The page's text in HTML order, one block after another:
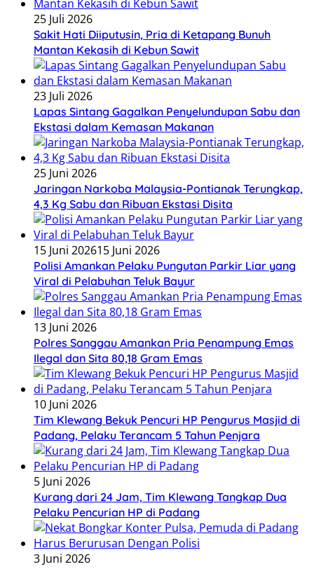
25 Juli 2026
Sakit Hati Diiputusin, Pria di Ketapang Bunuh
Mantan Kekasih di Kebun Sawit
23 Juli 2026
Lapas Sintang Gagalkan Penyelundupan Sabu dan
Ekstasi dalam Kemasan Makanan
25 Juni 2026
Jaringan Narkoba Malaysia-Pontianak Terungkap,
4,3 Kg Sabu dan Ribuan Ekstasi Disita
15 Juni 202615 Juni 2026
Polisi Amankan Pelaku Pungutan Parkir Liar yang
Viral di Pelabuhan Teluk Bayur
13 Juni 2026
Polres Sanggau Amankan Pria Penampung Emas
Ilegal dan Sita 80,18 Gram Emas
10 Juni 2026
Tim Klewang Bekuk Pencuri HP Pengurus Masjid di
Padang, Pelaku Terancam 5 Tahun Penjara
5 Juni 2026
Kurang dari 24 Jam, Tim Klewang Tangkap Dua
Pelaku Pencurian HP di Padang
3 Juni 2026